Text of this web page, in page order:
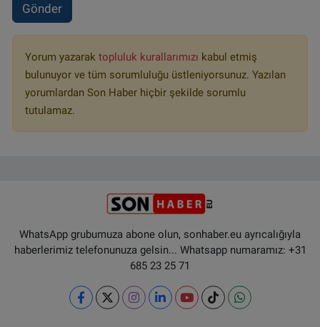
Gönder
Yorum yazarak topluluk kurallarımızı kabul etmiş
bulunuyor ve tüm sorumluluğu üstleniyorsunuz. Yazılan
yorumlardan Son Haber hiçbir şekilde sorumlu
tutulamaz.
WhatsApp grubumuza abone olun, sonhaber.eu ayrıcalığıyla
haberlerimiz telefonunuza gelsin... Whatsapp numaramız: +31
685 23 25 71